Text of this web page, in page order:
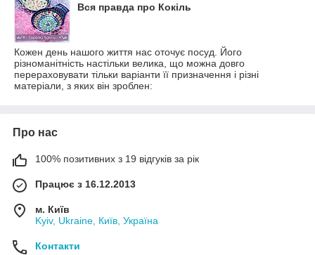
Вся правда про Кокіль
Кожен день нашого життя нас оточує посуд. Його
різноманітність настільки велика, що можна довго
перераховувати тільки варіанти її призначення і різні
матеріали, з яких він зроблен:
Про нас
100% позитивних з 19 відгуків за рік
Працює з 16.12.2013
м. Київ
Kyiv, Ukraine, Київ, Україна
Контакти